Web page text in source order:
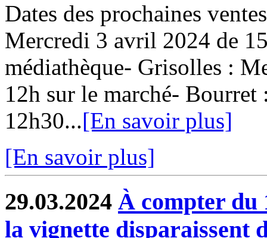
Dates des prochaines
Mercredi 3 avril 2024 de
médiathèque- Grisolles :
12h sur le marché-
12h30...[En savoir plus]
[En savoir plus]
29.03.2024 À compter du
la vignette disparaissent